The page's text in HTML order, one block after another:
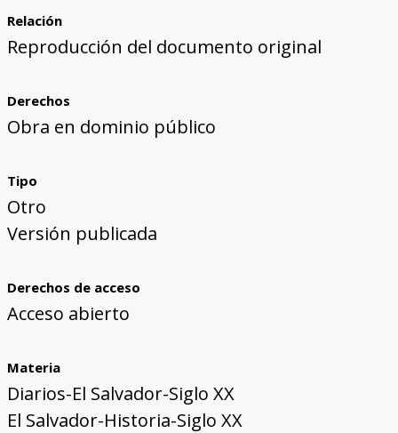
Relación
Reproducción del documento original
Derechos
Obra en dominio público
Tipo
Otro
Versión publicada
Derechos de acceso
Acceso abierto
Materia
Diarios-El Salvador-Siglo XX
El Salvador-Historia-Siglo XX